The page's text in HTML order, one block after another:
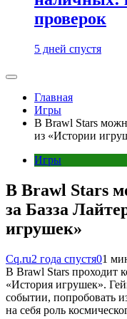
проверок
5 дней спустя
Главная
Игры
В Brawl Stars
из «Истории
Игры
В Brawl Stars
за Базза
игрушек»
Cq.ru2 года спустя01
В Brawl Stars проходит
«История игрушек».
событии, попробовать
на себя роль